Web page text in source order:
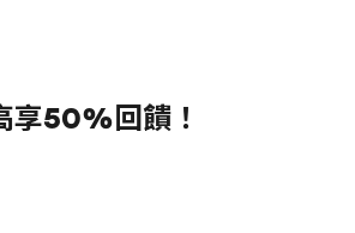
享50%回饋！